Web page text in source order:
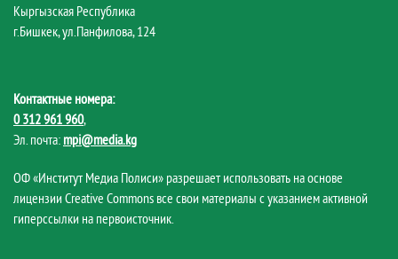
Кыргызская Республика
г.Бишкек, ул.Панфилова, 124
Контактные номера:
0 312 961 960,
Эл. почта: mpi@media.kg
ОФ «Институт Медиа Полиси» разрешает использовать на основе
лицензии Creative Commons все свои материалы с указанием активной
гиперссылки на первоисточник.